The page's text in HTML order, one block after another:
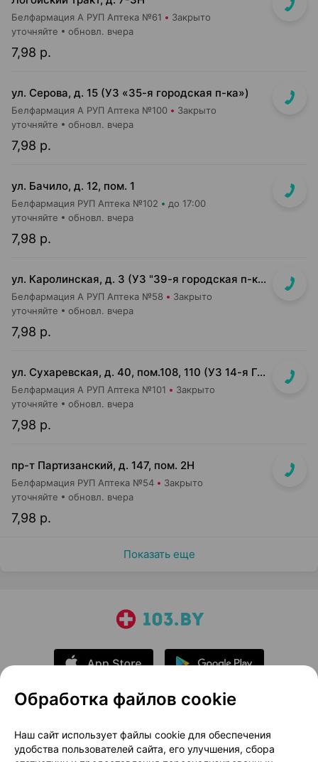
Белфармация А РУП Аптека №61 Закрыто
7,98 р.
уточняйте обновл. вчера
ул. Серова, д. 15 (УЗ «35-я городская п-ка»)
Белфармация А РУП Аптека №100 Закрыто
7,98 р.
уточняйте обновл. вчера
ул. Бачило, д. 12, пом. 1
Белфармация РУП Аптека №102 до 17:00
7,98 р.
уточняйте обновл. вчера
ул. Каролинская, д. 3 (УЗ "39-я городская п-ка", 3-й этаж)
Белфармация А РУП Аптека №58 Закрыто
7,98 р.
уточняйте обновл. вчера
ул. Сухаревская, д. 40, пом.108, 110 (УЗ 14-я Гор. детская п-ка)
Белфармация А РУП Аптека №101 Закрыто
7,98 р.
уточняйте обновл. вчера
пр-т Партизанский, д. 147, пом. 2Н
Белфармация РУП Аптека №54 Закрыто
7,98 р.
уточняйте обновл. вчера
Показать еще
О проекте
Новости проекта
Размещение рекламы
Медицинский маркетинг
Обработка файлов cookie
Наш сайт использует файлы cookie для обеспечения
удобства пользователей сайта, его улучшения, сбора